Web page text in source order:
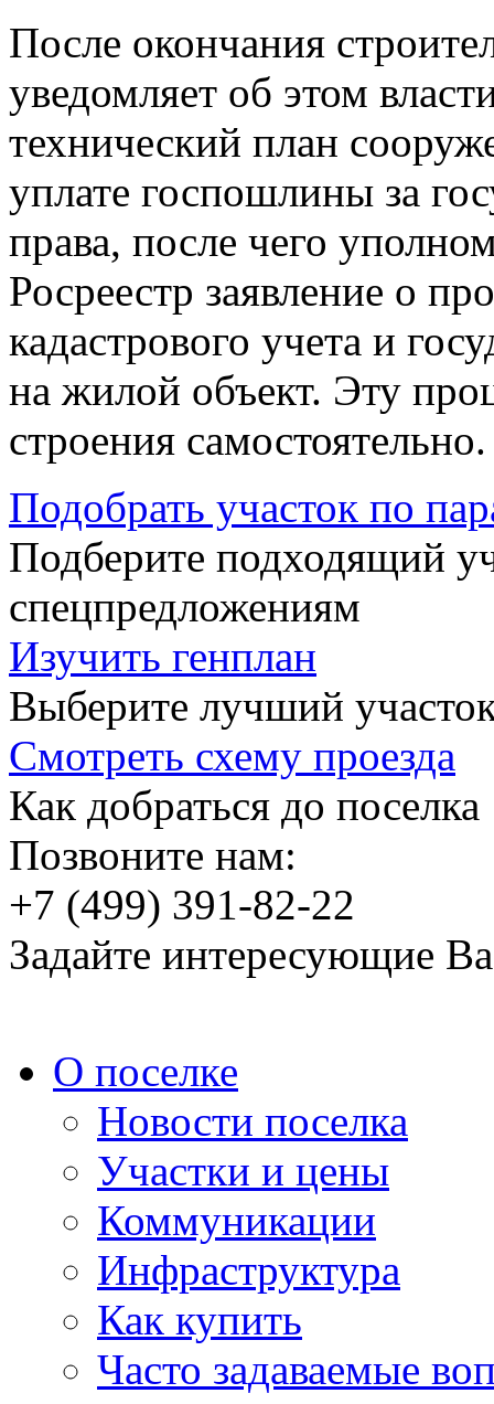
После окончания
уведомляет об этом
технический план
уплате госпошлины за
права, после чего
Росреестр заявление о
кадастрового учета и
на жилой объект. Эту
строения самостоятельно.
Подобрать участок по
Подберите подходящий
спецпредложениям
Изучить генплан
Выберите лучший
Смотреть схему проезда
Как добраться до поселка
Позвоните нам:
+7 (499) 391-82-22
Задайте интересующие
О поселке
Новости поселка
Участки и цены
Коммуникации
Инфраструктура
Как купить
Часто задаваемые